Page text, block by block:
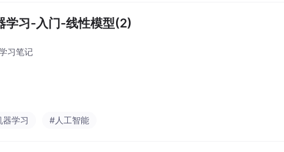
学习-入门-线性模型(2)
习笔记
器学习 #人工智能